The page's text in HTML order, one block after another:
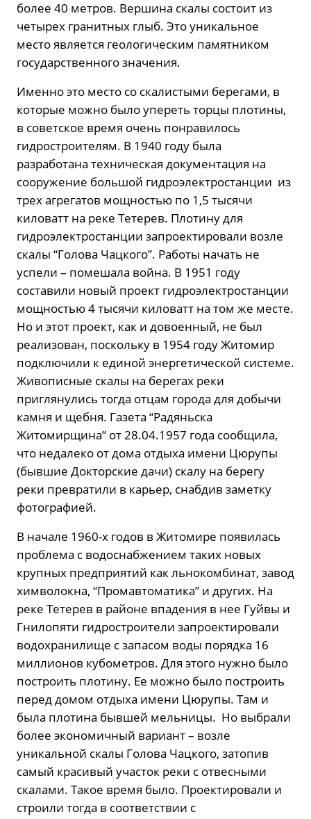
более 40 метров. Вершина скалы состоит из
четырех гранитных глыб. Это уникальное
место является геологическим памятником
государственного значения.
Именно это место со скалистыми берегами, в
которые можно было упереть торцы плотины,
в советское время очень понравилось
гидростроителям. В 1940 году была
разработана техническая документация на
сооружение большой гидроэлектростанции из
трех агрегатов мощностью по 1,5 тысячи
киловатт на реке Тетерев. Плотину для
гидроэлектростанции запроектировали возле
скалы “Голова Чацкого”. Работы начать не
успели – помешала война. В 1951 году
составили новый проект гидроэлектростанции
мощностью 4 тысячи киловатт на том же месте.
Но и этот проект, как и довоенный, не был
реализован, поскольку в 1954 году Житомир
подключили к единой энергетической системе.
Живописные скалы на берегах реки
приглянулись тогда отцам города для добычи
камня и щебня. Газета “Радяньска
Житомирщина” от 28.04.1957 года сообщила,
что недалеко от дома отдыха имени Цюрупы
(бывшие Докторские дачи) скалу на берегу
реки превратили в карьер, снабдив заметку
фотографией.
В начале 1960-х годов в Житомире появилась
проблема с водоснабжением таких новых
крупных предприятий как льнокомбинат, завод
химволокна, “Промавтоматика” и других. На
реке Тетерев в районе впадения в нее Гуйвы и
Гнилопяти гидростроители запроектировали
водохранилище с запасом воды порядка 16
миллионов кубометров. Для этого нужно было
построить плотину. Ее можно было построить
перед домом отдыха имени Цюрупы. Там и
была плотина бывшей мельницы. Но выбрали
более экономичный вариант – возле
уникальной скалы Голова Чацкого, затопив
самый красивый участок реки с отвесными
скалами. Такое время было. Проектировали и
строили тогда в соответствии с